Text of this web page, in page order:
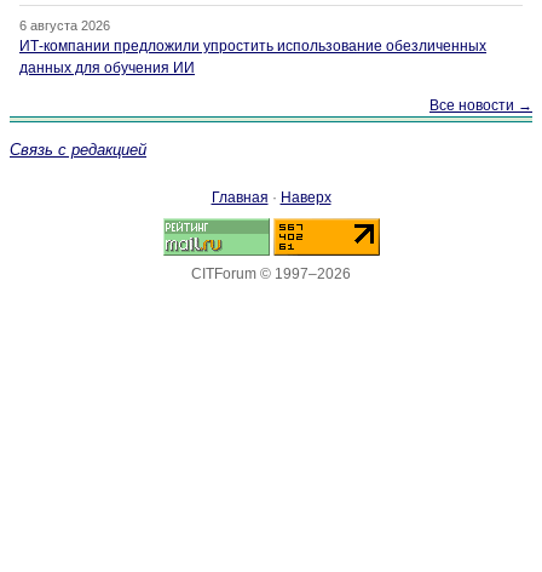
6 августа 2026
ИТ-компании предложили упростить использование обезличенных
данных для обучения ИИ
Все новости →
Связь с редакцией
Главная · Наверх
CITForum © 1997–2026